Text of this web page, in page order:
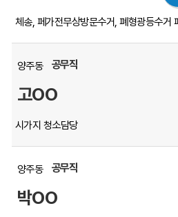
체송, 페가전무상방문수거, 폐형광등수거
양주동 공무직
고OO
시가지 청소담당
양주동 공무직
박OO